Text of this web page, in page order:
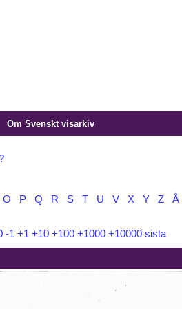
Om Svenskt visarkiv
O P Q R S T U V X Y Z Å
-1 +1 +10 +100 +1000 +10000 sista